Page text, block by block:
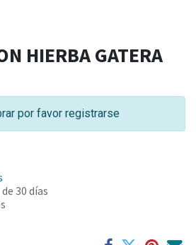
HIERBA GATERA
por favor registrarse
30 días